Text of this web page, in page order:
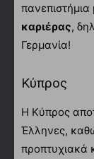
πανεπιστήμια
καριέρας,
Γερμανία!
Κύπρος
Η Κύπρος
Έλληνες,
προπτυχιακά